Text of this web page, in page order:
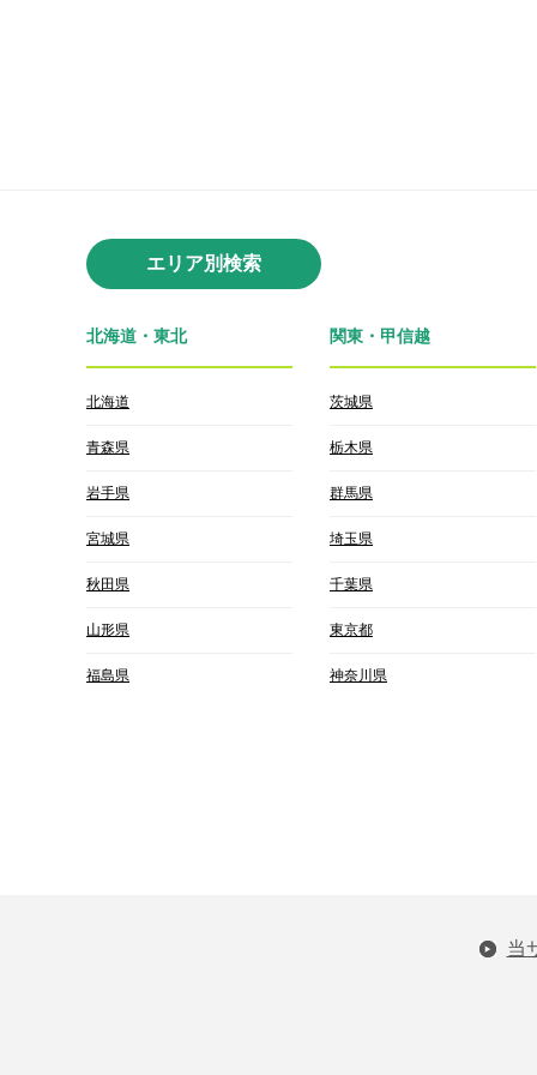
エリア別検索
北海道・東北
北海道
青森県
岩手県
宮城県
秋田県
山形県
福島県
関東・甲信越
茨城県
栃木県
群馬県
埼玉県
千葉県
東京都
神奈川県
当